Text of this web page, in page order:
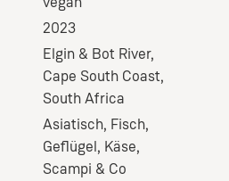
vegan
2023
Elgin & Bot River,
Cape South Coast,
South Africa
Asiatisch, Fisch,
Geflügel , Käse,
Scampi & Co